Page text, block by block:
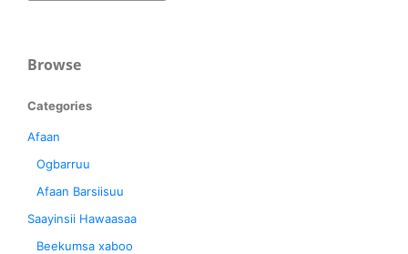
Browse
Categories
Afaan
Ogbarruu
Afaan Barsiisuu
Saayinsii Hawaasaa
Beekumsa xaboo